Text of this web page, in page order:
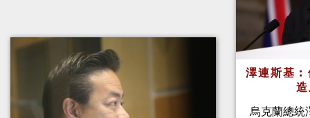
澤連斯基
烏克蘭總統